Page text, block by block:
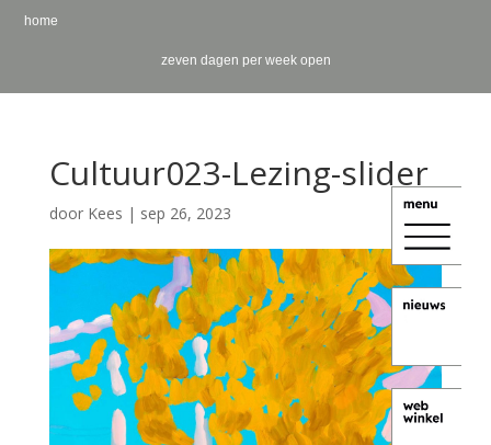
home
zeven dagen per week open
Cultuur023-Lezing-slider
door Kees | sep 26, 2023